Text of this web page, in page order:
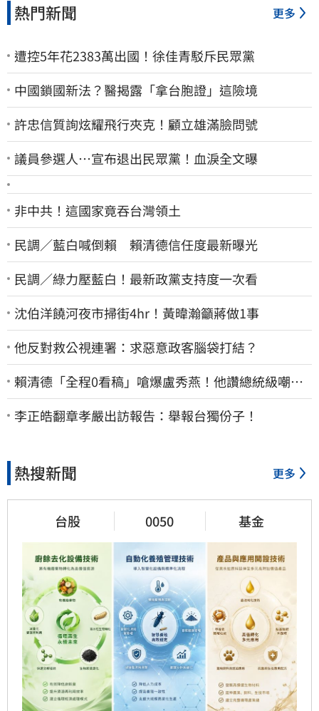
熱門新聞 更多
遭控5年花2383萬出國！徐佳青駁斥民眾黨
中國鎖國新法？醫揭露「拿台胞證」這險境
許忠信質詢炫耀飛行夾克！顧立雄滿臉問號
議員參選人…宣布退出民眾黨！血淚全文曝
非中共！這國家竟吞台灣領土
民調／藍白喊倒賴 賴清德信任度最新曝光
民調／綠力壓藍白！最新政黨支持度一次看
沈伯洋饒河夜市掃街4hr！黃暐瀚籲蔣做1事
他反對救公視連署：求惡意政客腦袋打結？
賴清德「全程0看稿」嗆爆盧秀燕！他讚總統級嘲
諷：把8年總帳一次掀翻
李正皓翻章孝嚴出訪報告：舉報台獨份子！
熱搜新聞 更多
台股 0050 基金